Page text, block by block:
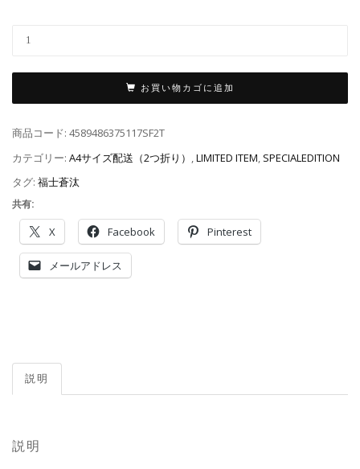
お買い物カゴに追加
商品コード: 4589486375117SF2T
カテゴリー: A4サイズ配送（2つ折り） LIMITED ITEM SPECIALEDITION
タグ: 福士蒼汰
共有:
X Facebook Pinterest
メールアドレス
説明
説明